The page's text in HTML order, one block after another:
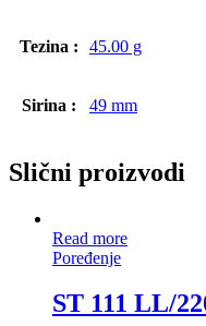
Tezina : 45.00 g
Sirina : 49 mm
Slični proizvodi
Read more
Poređenje
ST 111 LL/